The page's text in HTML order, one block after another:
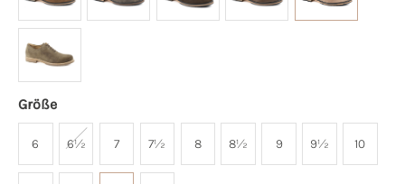
Größe
6 6½ 7 7½ 8 8½ 9 9½ 10